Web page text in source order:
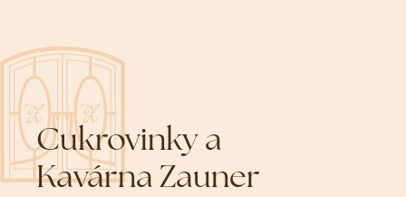
Cukrovinky a
Kavárna Zauner